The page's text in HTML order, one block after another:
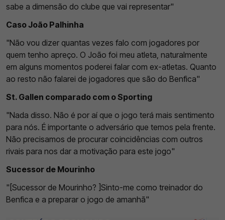
sabe a dimensão do clube que vai representar"
Caso João Palhinha
"Não vou dizer quantas vezes falo com jogadores por
quem tenho apreço. O João foi meu atleta, naturalmente
em alguns momentos poderei falar com ex-atletas. Quanto
ao resto não falarei de jogadores que são do Benfica"
St. Gallen comparado com o Sporting
"Nada disso. Não é por aí que o jogo terá mais sentimento
para nós. É importante o adversário que temos pela frente.
Não precisamos de procurar coincidências com outros
rivais para nos dar a motivação para este jogo"
Sucessor de Mourinho
"[Sucessor de Mourinho? ]Sinto-me como treinador do
Benfica e a preparar o jogo de amanhã"